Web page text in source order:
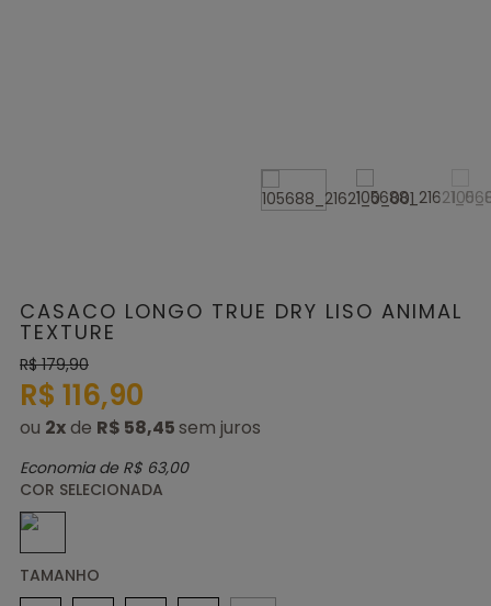
CASACO LONGO TRUE DRY LISO ANIMAL
TEXTURE
R$ 179,90
R$ 116,90
ou 2xde R$ 58,45
Economia de R$ 63,00
TAMANHO